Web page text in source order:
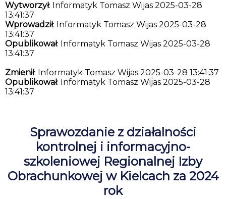
Wytworzył: Informatyk Tomasz Wijas 2025-03-28
13:41:37
Wprowadził: Informatyk Tomasz Wijas 2025-03-28
13:41:37
Opublikował: Informatyk Tomasz Wijas 2025-03-28
13:41:37
Zmienił: Informatyk Tomasz Wijas 2025-03-28 13:41:37
Opublikował: Informatyk Tomasz Wijas 2025-03-28
13:41:37
Sprawozdanie z działalności
kontrolnej i informacyjno-
szkoleniowej Regionalnej Izby
Obrachunkowej w Kielcach za 2024
rok